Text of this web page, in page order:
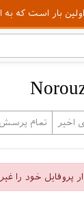
اولین بار است که به
اخیر تمام
پروفایل خود را